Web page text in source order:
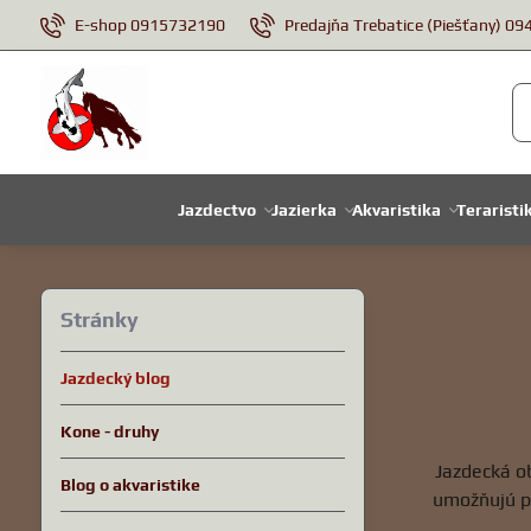
E-shop 0915732190 Predajňa Trebatice (Piešťany)
Jazdectvo Jazierka Akvaristika
Jazdecká
umožňujú
Stránky
Jazdecký blog
Kone - druhy
Blog o akvaristike